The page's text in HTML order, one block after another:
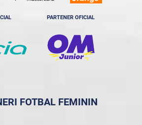
PARTENER OFICIAL
FOTBAL FEMININ